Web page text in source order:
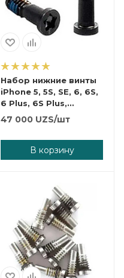
Набор нижние винты
iPhone 5, 5S, SE, 6, 6S,
6 Plus, 6S Plus,
внешние, 10 шт,
47 000 UZS/шт
В корзину